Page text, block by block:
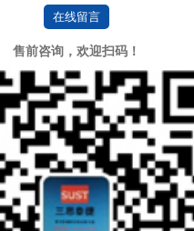
在线留言
售前咨询，欢迎扫码！